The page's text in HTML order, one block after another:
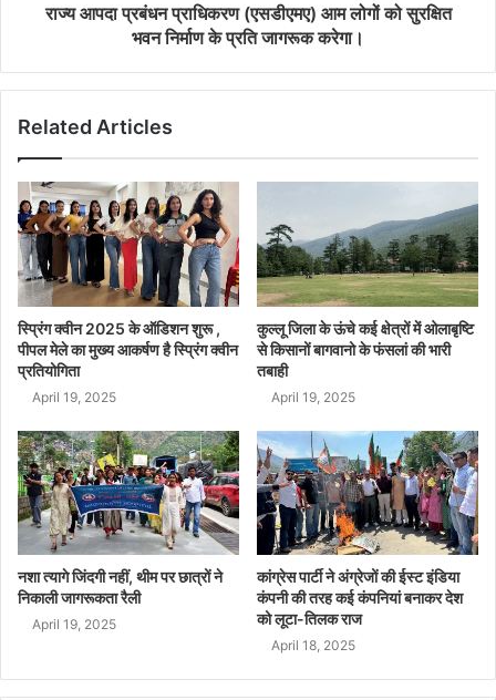
राज्य आपदा प्रबंधन प्राधिकरण (एसडीएमए) आम लोगों को सुरक्षित
भवन निर्माण के प्रति जागरूक करेगा।
Related Articles
स्प्रिंग क्वीन 2025 के ऑडिशन शुरू ,
पीपल मेले का मुख्य आकर्षण है स्प्रिंग क्वीन
प्रतियोगिता
April 19, 2025
कुल्लू जिला के ऊंचे कई क्षेत्रों में ओलाबृष्टि
से किसानों बागवानो के फंसलां की भारी
तबाही
April 19, 2025
नशा त्यागे जिंदगी नहीं, थीम पर छात्रों ने
निकाली जागरूकता रैली
April 19, 2025
कांग्रेस पार्टी ने अंग्रेजों की ईस्ट इंडिया
कंपनी की तरह कई कंपनियां बनाकर देश
को लूटा-तिलक राज
April 18, 2025